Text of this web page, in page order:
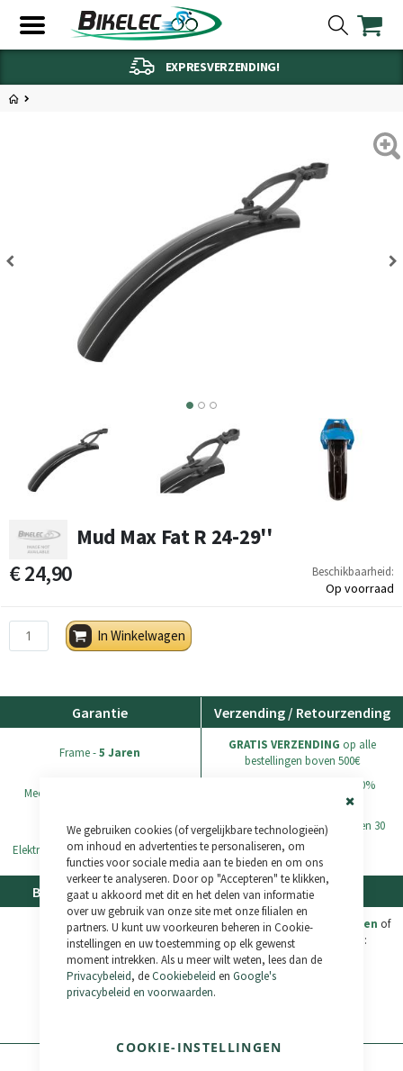
Close
Cookie
We gebruiken cookies (of vergelijkbare technologieën)
om inhoud en advertenties te personaliseren, om
functies voor sociale media aan te bieden en om ons
verkeer te analyseren. Door op "Accepteren" te klikken,
gaat u akkoord met dit en het delen van informatie
over uw gebruik van onze site met onze filialen en
partners. U kunt uw voorkeuren beheren in Cookie-
instellingen en uw toestemming op elk gewenst
moment intrekken. Als u meer wilt weten, lees dan de
Privacybeleid, deCookiebeleid en Google's
privacybeleid en voorwaarden.
COOKIE-INSTELLINGEN
EXPRESVERZENDING!
Mud Max Fat R 24-29''
€ 24,90 Beschikbaarheid:
Op voorraad
In Winkelwagen
Garantie
Frame -5 Jaren
Mechanische Componenten -
Elektrische Componenten -2 Jaren
Verzending / Retourzending
GRATIS VERZENDING op alle
bestellingen boven 500€
Alle bestellingen worden 100%
verzekerd verzonden
Retourneren is mogelijk binnen 30
dagen (zie algemene
verkoopvoorwaarden)
Betaalmogelijkheden
Credit Card
Bank Transfer
Klantenservice
Bekijk de veelgestelde vragen of
neem contact met ons op:
(+31) 033 369 0223